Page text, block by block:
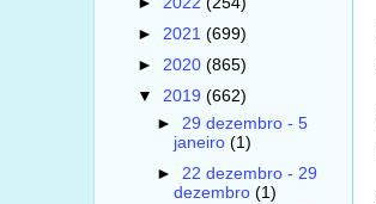
► 2021 (699)
► 2020 (865)
▼ 2019 (662)
► 29 dezembro - 5
janeiro (1)
► 22 dezembro - 29
dezembro (1)